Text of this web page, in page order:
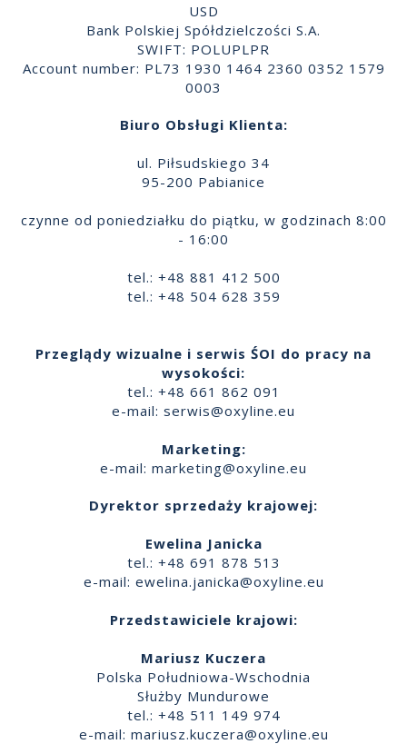
USD
Bank Polskiej Spółdzielczości S.A.
SWIFT: POLUPLPR
Account number: PL73 1930 1464 2360 0352 1579
0003
Biuro Obsługi Klienta:
ul. Piłsudskiego 34
95-200 Pabianice
czynne od poniedziałku do piątku, w godzinach 8:00
- 16:00
tel.: +48 881 412 500
tel.: +48 504 628 359
Przeglądy wizualne i serwis ŚOI do pracy na
wysokości:
tel.: +48 661 862 091
e-mail: serwis@oxyline.eu
Marketing:
e-mail: marketing@oxyline.eu
Dyrektor sprzedaży krajowej:
Ewelina Janicka
tel.: +48 691 878 513
e-mail: ewelina.janicka@oxyline.eu
Przedstawiciele krajowi:
Mariusz Kuczera
Polska Południowa-Wschodnia
Służby Mundurowe
tel.: +48 511 149 974
e-mail: mariusz.kuczera@oxyline.eu